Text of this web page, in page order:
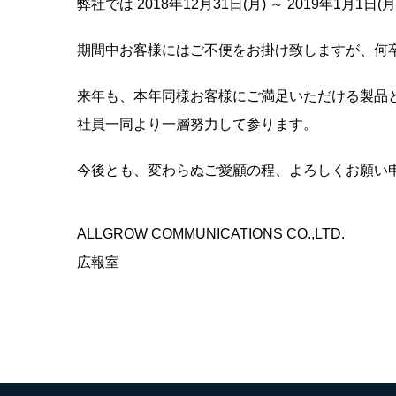
弊社では 2018年12月31日(月) ～ 2019年1月1日(
期間中お客様にはご不便をお掛け致しますが、
来年も、本年同様お客様にご満足いただける製品
社員一同より一層努力して参ります。
今後とも、変わらぬご愛顧の程、よろしくお願い
ALLGROW COMMUNICATIONS CO.,LTD.
広報室